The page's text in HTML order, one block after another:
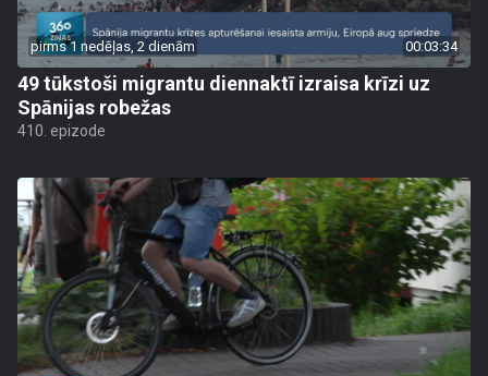
pirms 1 nedēļas, 2 dienām 00:03:34
49 tūkstoši migrantu diennaktī izraisa krīzi uz
Spānijas robežas
410. epizode